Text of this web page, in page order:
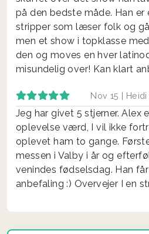
på den bedste måde. Han er
stripper som læser folk og
men et show i topklasse
den og moves en hver
misundelig over! Kan klart
Nov 15 | Heidi
Jeg har givet 5 stjerner. Alex
oplevelse værd, I vil ikke
oplevet ham to gange.
messen i Valby i år og
venindes fødselsdag. Han
anbefaling :) Overvejer I en